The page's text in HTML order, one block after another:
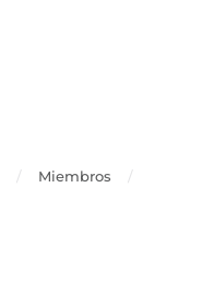
Miembros